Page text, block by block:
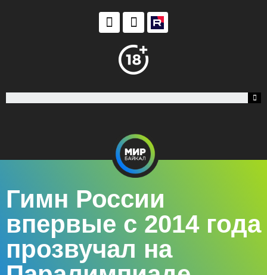
Гимн России
впервые с 2014 года
прозвучал на